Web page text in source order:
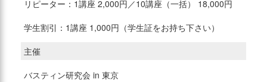
リピーター：1講座 2,000円／10講座（一括） 18,000円
学生割引：1講座 1,000円（学生証をお持ち下さい）
主催
バスティン研究会 in 東京